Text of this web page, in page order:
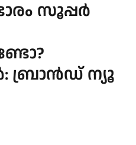
സൂപ്പർ
ബ്രാൻഡ് ന്യൂ